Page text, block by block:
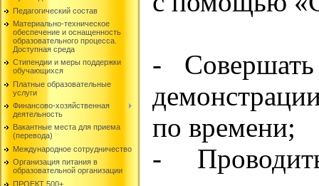
Педагогический состав
Материально-техническое
обеспечение и оснащенность
образовательного процесса.
Доступная среда
Стипендии и меры поддержки
обучающихся
Платные образовательные
услуги
Финансово-хозяйственная
деятельность
Вакантные места для приема
(перевода)
Международное сотрудничество
Организация питания в
образовательной организации
ПРОЕКТ 500+
-
по времени;
-